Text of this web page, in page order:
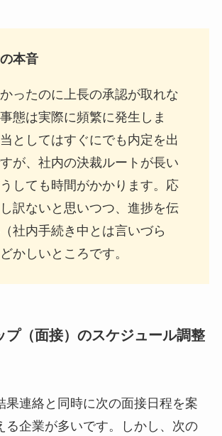
本音
かったのに上長の承認が取れな
態は実際に頻繁に発生しま
としてはすぐにでも内定を出
が、社内の決裁ルートが長い
しても時間がかかります。応
訳ないと思いつつ、進捗を伝
社内手続き中とは言いづら
かしいところです。
（面接）のスケジュール調整
果連絡と同時に次の面接日程を案
る企業が多いです。しかし、次の